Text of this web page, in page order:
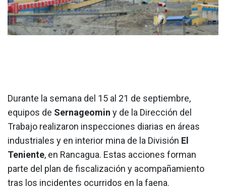
Durante la semana del 15 al 21 de septiembre,
equipos de Sernageomin y de la Dirección del
Trabajo realizaron inspecciones diarias en áreas
industriales y en interior mina de la División El
Teniente, en Rancagua. Estas acciones forman
parte del plan de fiscalización y acompañamiento
tras los incidentes ocurridos en la faena.